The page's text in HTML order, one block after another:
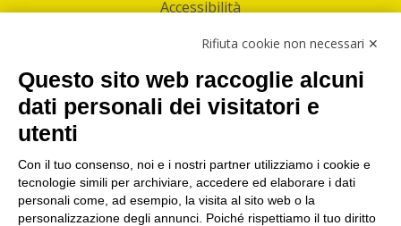
Accessibilità
Facebook
Linkedin
I nostri punti di ritiro e spedizione pacchi nelle
maggiori città italiane
Torino|Milano|Roma|Bologna|Firenze| Genova
Napoli|Varese
Rifiuta cookie non necessari ✕
Questo sito web raccoglie alcuni
dati personali dei visitatori e
utenti
Con il tuo consenso, noi e i nostri partner utilizziamo i cookie e
tecnologie simili per archiviare, accedere ed elaborare i dati
personali come, ad esempio, la visita al sito web o la
personalizzazione degli annunci. Poiché rispettiamo il tuo diritto